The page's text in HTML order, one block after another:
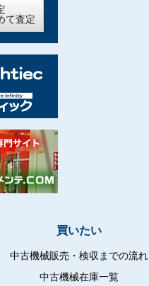
て査定
買いたい
中古機械販売・検収までの流れ
中古機械在庫一覧